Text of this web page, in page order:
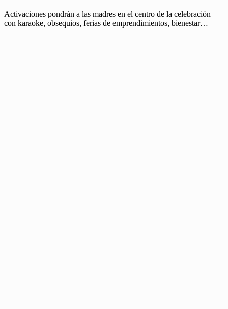
Activaciones pondrán a las madres en el centro de la celebración
con karaoke, obsequios, ferias de emprendimientos, bienestar…